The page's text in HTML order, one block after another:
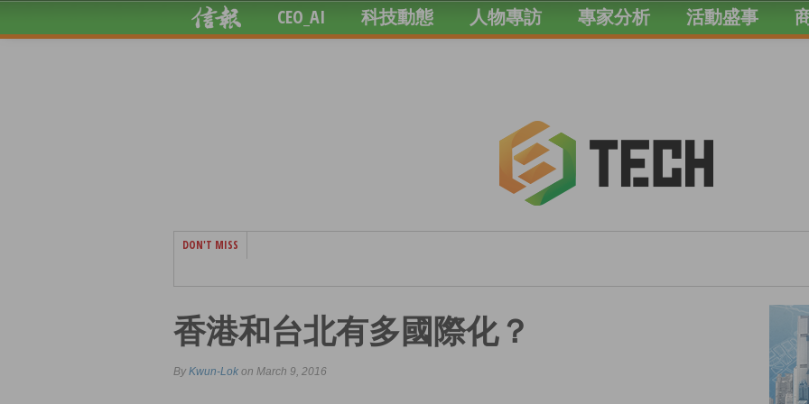
CEO_AI 科技動態 人物專訪 專家分析 活動盛事
DON'T MISS
香港和台北有多國際化？
By Kwun-Lok on March 9, 2016